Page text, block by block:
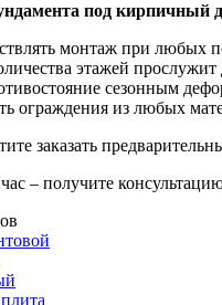
под кирпичный
монтаж при любых
этажей прослужит
сезонным
ограждения из любых
заказать
– получите